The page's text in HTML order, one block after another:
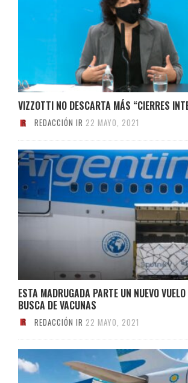
VIZZOTTI NO DESCARTA MÁS “CIERRES
REDACCIÓN IR 22 MAYO, 2021
ESTA MADRUGADA PARTE UN NUEVO
BUSCA DE VACUNAS
REDACCIÓN IR 22 MAYO, 2021